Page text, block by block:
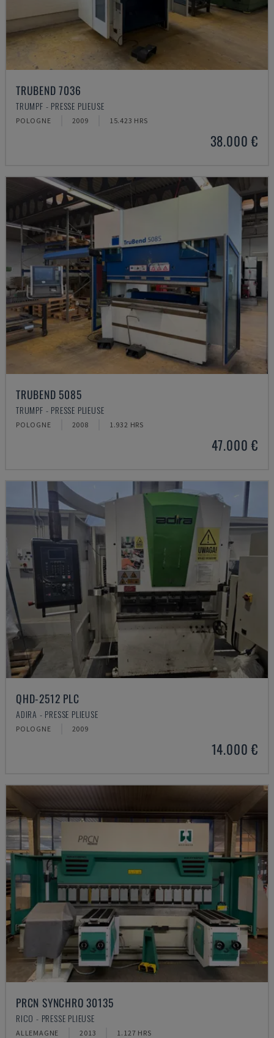
TRUBEND 7036
TRUMPF - PRESSE PLIEUSE
POLOGNE 2009 15.423 HRS
38.000 €
TRUBEND 5085
TRUMPF - PRESSE PLIEUSE
POLOGNE 2008 1.932 HRS
47.000 €
QHD-2512 PLC
ADIRA - PRESSE PLIEUSE
POLOGNE 2009
14.000 €
PRCN SYNCHRO 30135
RICO - PRESSE PLIEUSE
ALLEMAGNE 2013 1.127 HRS